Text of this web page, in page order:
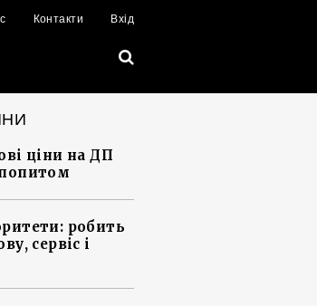
Контакти Вхід
ціни на ДП
робить
сервіс і